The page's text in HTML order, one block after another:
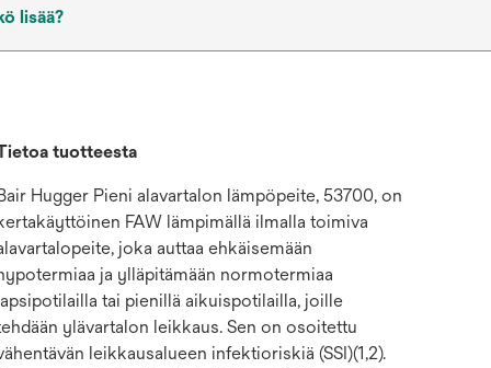
lisää?
tuotteesta
Hugger Pieni alavartalon lämpöpeite, 53700, on
FAW lämpimällä ilmalla toimiva
joka auttaa ehkäisemään
ja ylläpitämään normotermiaa
tai pienillä aikuispotilailla, joille
ylävartalon leikkaus. Sen on osoitettu
leikkausalueen infektioriskiä (SSI)(1,2).